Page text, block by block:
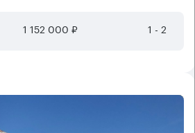
1 152 000 ₽ 1 - 2